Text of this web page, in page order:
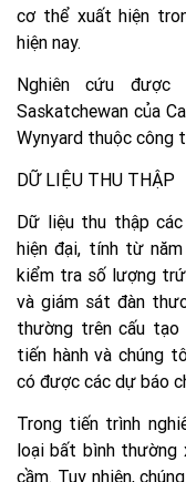
cơ thể xuất hiện
hiện nay.
Nghiên cứu
Saskatchewan của
Wynyard thuộc công
DỮ LIỆU THU THẬP
Dữ liệu thu thập
hiện đại, tính từ
kiểm tra số lượng
và giám sát đàn
thường trên cấu tạo
tiến hành và chúng
có được các dự báo
Trong tiến trình
loại bất bình thường
cầm. Tuy nhiên,